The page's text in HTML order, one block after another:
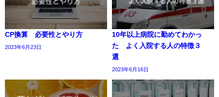
CP換算 必要性とやり方
2023年6月23日
10年以上病院に勤めてわかっ
た よく入院する人の特徴３
選
2023年6月16日